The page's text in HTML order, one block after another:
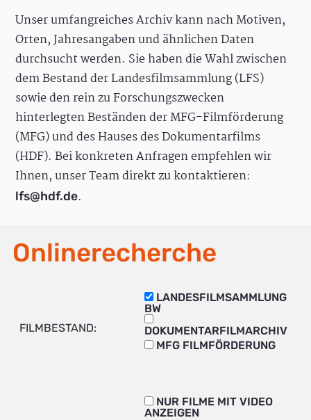
Unser umfangreiches Archiv kann nach Motiven,
Orten, Jahresangaben und ähnlichen Daten
durchsucht werden. Sie haben die Wahl zwischen
dem Bestand der Landesfilmsammlung (LFS)
sowie den rein zu Forschungszwecken
hinterlegten Beständen der MFG-Filmförderung
(MFG) und des Hauses des Dokumentarfilms
(HDF). Bei konkreten Anfragen empfehlen wir
Ihnen, unser Team direkt zu kontaktieren:
lfs@hdf.de.
Onlinerecherche
FILMBESTAND:
LANDESFILMSAMMLUNG
BW
DOKUMENTARFILMARCHIV
MFG FILMFÖRDERUNG
NUR FILME MIT VIDEO
ANZEIGEN